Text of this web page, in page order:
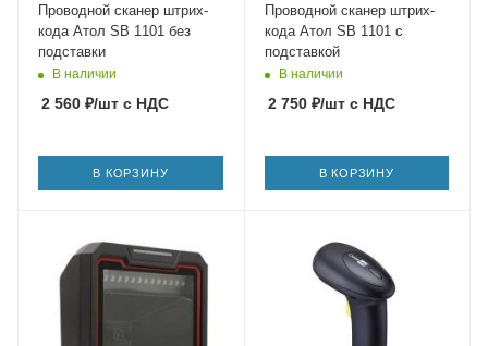
Проводной сканер штрих-
кода Атол SB 1101 без
подставки
В наличии
2 560 ₽/шт с НДС
В КОРЗИНУ
Проводной сканер штрих-
кода Атол SB 1101 с
подставкой
В наличии
2 750₽/штс НДС
В КОРЗИНУ